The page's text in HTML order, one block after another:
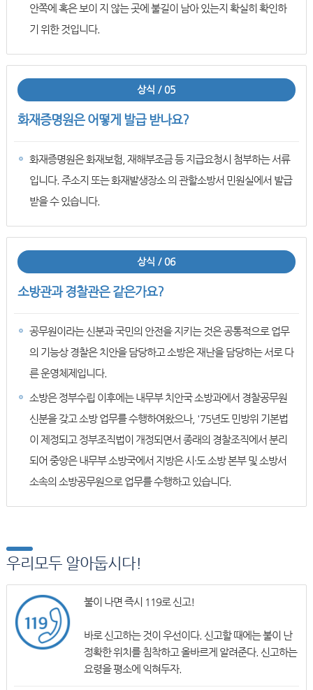
안쪽에 혹은 보이 지 않는 곳에 불길이 남아 있는지 확실히 확인하
기 위한 것입니다.
상식 / 05
화재증명원은 어떻게 발급 받나요?
화재증명원은 화재보험, 재해부조금 등 지급요청시 첨부하는 서류
입니다. 주소지 또는 화재발생장소 의 관할소방서 민원실에서 발급
받을 수 있습니다.
상식 / 06
소방관과 경찰관은 같은가요?
공무원이라는 신분과 국민의 안전을 지키는 것은 공통적으로 업무
의 기능상 경찰은 치안을 담당하고 소방은 재난을 담당하는 서로 다
른 운영체제입니다.
소방은 정부수립 이후에는 내무부 치안국 소방과에서 경찰공무원
신분을 갖고 소방 업무를 수행하여왔으나, '75년도 민방위 기본법
이 제정되고 정부조직법이 개정되면서 종래의 경찰조직에서 분리
되어 중앙은 내무부 소방국에서 지방은 시·도 소방 본부 및 소방서
소속의 소방공무원으로 업무를 수행하고 있습니다.
우리모두 알아둡시다!
불이 나면 즉시 119로 신고!
바로 신고하는 것이 우선이다. 신고할 때에는 불이 난
정확한 위치를 침착하고 올바르게 알려준다. 신고하는
요령을 평소에 익혀두자.